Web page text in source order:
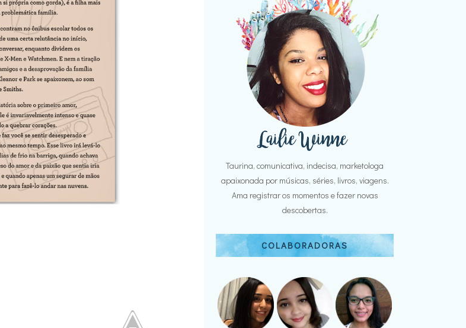
Taurina, comunicativa, indecisa, marketologa
apaixonada por músicas, séries, livros, viagens.
Ama registrar os momentos e fazer novas
descobertas.
COLABORADORAS